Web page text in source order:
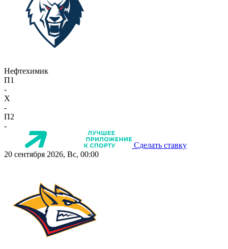
Нефтехимик
П1
-
X
-
П2
-
Сделать ставку
20 сентября 2026, Вс, 00:00